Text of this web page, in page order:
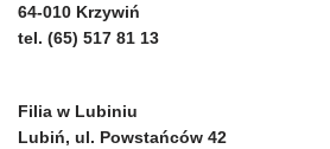
64-010 Krzywiń
tel. (65) 517 81 13
Filia w Lubiniu
Lubiń, ul. Powstańców 42